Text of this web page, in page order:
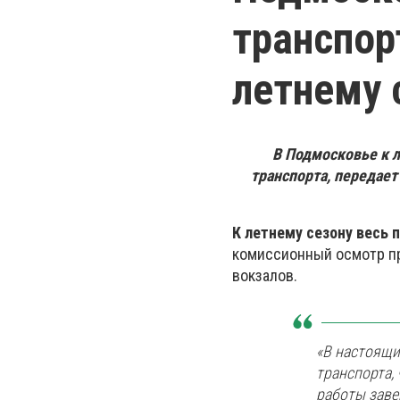
летнему
В Подмосковье к
транспорта,
К летнему сезону весь
комиссионный осмотр
вокзалов.
«В
работы